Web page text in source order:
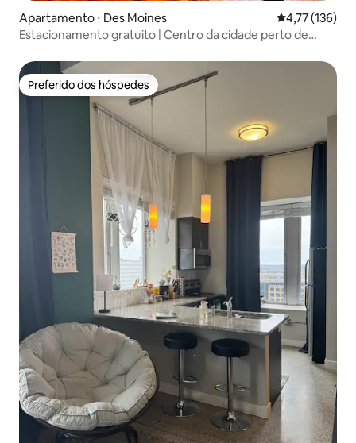
Apartamento ⋅ Des Moines 4,77 de uma
4,77 (136)
Estacionamento gratuito | Centro da cidade perto de
Preferido dos hóspedes
Preferido dos hóspedes